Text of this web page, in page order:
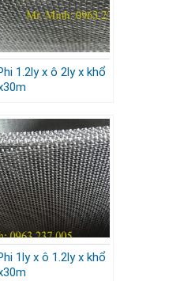
1.2ly x ô 2ly x khổ
1ly x ô 1.2ly x khổ